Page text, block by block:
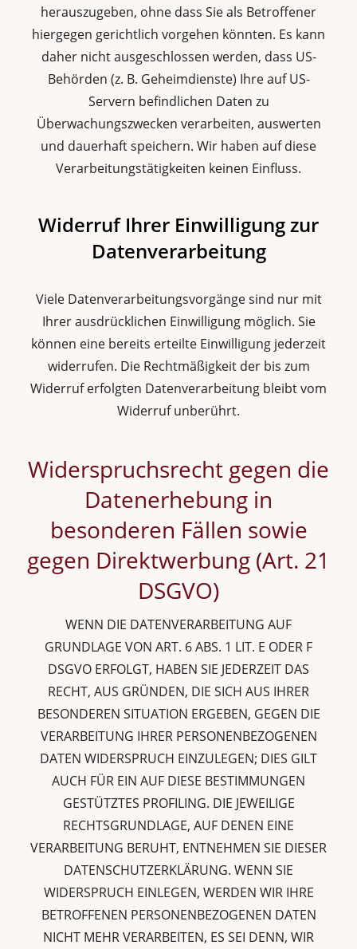
herauszugeben, ohne dass Sie als Betroffener
hiergegen gerichtlich vorgehen könnten. Es kann
daher nicht ausgeschlossen werden, dass US-
Behörden (z. B. Geheimdienste) Ihre auf US-
Servern befindlichen Daten zu
Überwachungszwecken verarbeiten, auswerten
und dauerhaft speichern. Wir haben auf diese
Verarbeitungstätigkeiten keinen Einfluss.
Widerruf Ihrer Einwilligung zur
Datenverarbeitung
Viele Datenverarbeitungsvorgänge sind nur mit
Ihrer ausdrücklichen Einwilligung möglich. Sie
können eine bereits erteilte Einwilligung jederzeit
widerrufen. Die Rechtmäßigkeit der bis zum
Widerruf erfolgten Datenverarbeitung bleibt vom
Widerruf unberührt.
Widerspruchsrecht gegen die
Datenerhebung in
besonderen Fällen sowie
gegen Direktwerbung (Art. 21
DSGVO)
WENN DIE DATENVERARBEITUNG AUF
GRUNDLAGE VON ART. 6 ABS. 1 LIT. E ODER F
DSGVO ERFOLGT, HABEN SIE JEDERZEIT DAS
RECHT, AUS GRÜNDEN, DIE SICH AUS IHRER
BESONDEREN SITUATION ERGEBEN, GEGEN DIE
VERARBEITUNG IHRER PERSONENBEZOGENEN
DATEN WIDERSPRUCH EINZULEGEN; DIES GILT
AUCH FÜR EIN AUF DIESE BESTIMMUNGEN
GESTÜTZTES PROFILING. DIE JEWEILIGE
RECHTSGRUNDLAGE, AUF DENEN EINE
VERARBEITUNG BERUHT, ENTNEHMEN SIE DIESER
DATENSCHUTZERKLÄRUNG. WENN SIE
WIDERSPRUCH EINLEGEN, WERDEN WIR IHRE
BETROFFENEN PERSONENBEZOGENEN DATEN
NICHT MEHR VERARBEITEN, ES SEI DENN, WIR